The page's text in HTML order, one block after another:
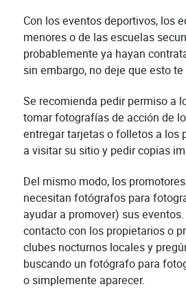
Con los eventos deportivos, los
menores o de las escuelas
probablemente ya hayan
sin embargo, no deje que esto
Se recomienda pedir permiso a
tomar fotografías de acción de
entregar tarjetas o folletos a los
a visitar su sitio y pedir copias
Del mismo modo, los
necesitan fotógrafos para
ayudar a promover) sus
contacto con los propietarios o
clubes nocturnos locales y
buscando un fotógrafo para
o simplemente aparecer.